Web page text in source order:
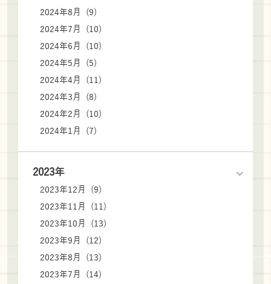
2024年8月 (9)
2024年7月 (10)
2024年6月 (10)
2024年5月 (5)
2024年4月 (11)
2024年3月 (8)
2024年2月 (10)
2024年1月 (7)
2023年
2023年12月 (9)
2023年11月 (11)
2023年10月 (13)
2023年9月 (12)
2023年8月 (13)
2023年7月 (14)